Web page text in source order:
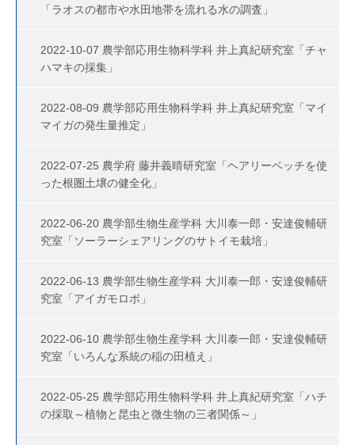
「ラオスの都市や水田地帯を流れる水の調査」
2022-10-07 農学部応用生物科学科 井上真紀研究室「チャ
ハマキの採集」
2022-08-09 農学部応用生物科学科 井上真紀研究室「マイ
マイガの発生量推定」
2022-07-25 農学府 藤井義晴研究室「ヘアリーベッチを使
った根圏土壌の健全化」
2022-06-20 農学部生物生産学科 大川泰一郎・安達俊輔研
究室「ソーラーシェアリングのサトイモ栽培」
2022-06-13 農学部生物生産学科 大川泰一郎・安達俊輔研
究室「アイガモロボ」
2022-06-10 農学部生物生産学科 大川泰一郎・安達俊輔研
究室「いろんな系統の稲の田植え」
2022-05-25 農学部応用生物科学科 井上真紀研究室「ハチ
の採取～植物と昆虫と微生物の三者関係～」